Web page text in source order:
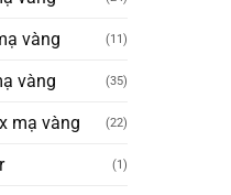
vàng (11)
vàng (35)
mạ vàng (22)
(1)